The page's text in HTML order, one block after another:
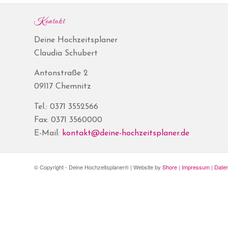
Kontakt
Deine Hochzeitsplaner
Claudia Schubert
Antonstraße 2
09117 Chemnitz
Tel.: 0371 3552566
Fax: 0371 3560000
E-Mail: kontakt@deine-hochzeitsplaner.de
© Copyright - Deine Hochzeitsplaner® | Website by Shore | Impressum |